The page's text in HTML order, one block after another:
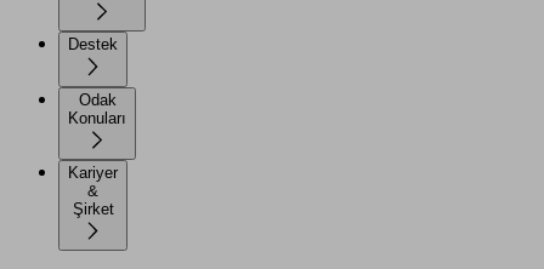
Destek
Odak
Konuları
Kariyer
&
Şirket